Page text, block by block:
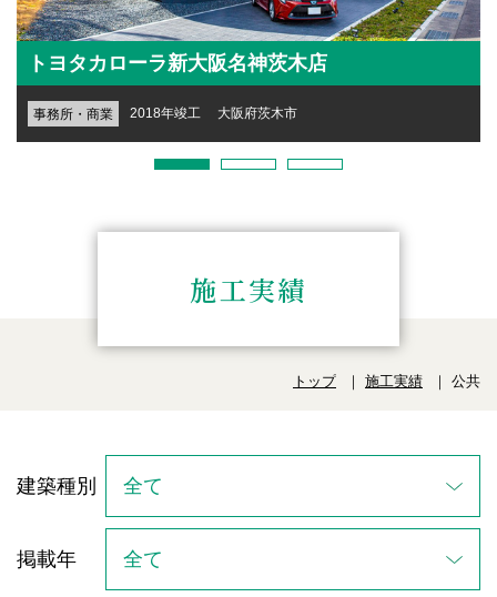
トヨタカローラ新大阪名神茨木店
事務所・商業 2018年竣工 大阪府茨木市
施工実績
トップ 施工実績 公共
建築種別
掲載年